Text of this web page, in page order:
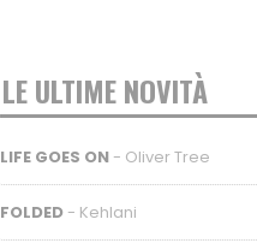
LE ULTIME NOVITÀ
LIFE GOES ON - Oliver Tree
FOLDED - Kehlani